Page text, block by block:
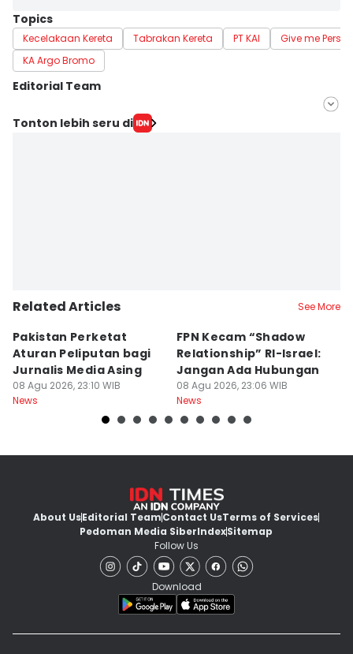
Topics
Kecelakaan Kereta Tabrakan Kereta PT KAI
Give me
KA Argo Bromo
Editorial Team
Editor
Tonton lebih seru di
Related Articles See More
Pakistan Perketat
Aturan Peliputan bagi
Jurnalis Media Asing
08 Agu 2026, 23:10 WIB
News
FPN Kecam “Shadow
Relationship” RI-Israel:
Jangan Ada Hubungan
08 Agu 2026, 23:06 WIB
News
About UsEditorial TeamContact UsTerms of Services
Pedoman Media SiberIndexSitemap
Follow Us
Download